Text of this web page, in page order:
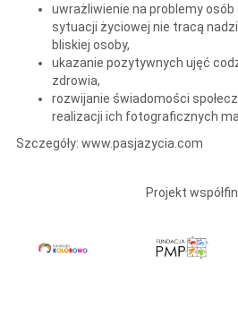
uwrażliwienie na problemy
sytuacji życiowej nie tracą
bliskiej osoby,
ukazanie pozytywnych ujęć
zdrowia,
rozwijanie świadomości
realizacji ich fotograficznych
Szczegóły: www.pasjazycia.com
Projekt